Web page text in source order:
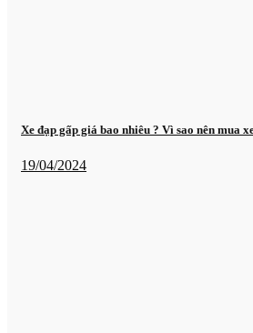
Xe đạp gấp giá bao nhiêu ? Vì sao nên mua
19/04/2024